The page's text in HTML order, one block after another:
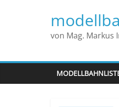
von Mag. Markus